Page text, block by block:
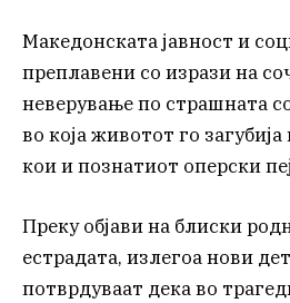
Македонската јавност и
преплавени со изрази на
неверување по страшната
во која животот го
кои и познатиот оперски
Преку објави на блиски
естрадата, излегоа нови
потврдуваат дека во